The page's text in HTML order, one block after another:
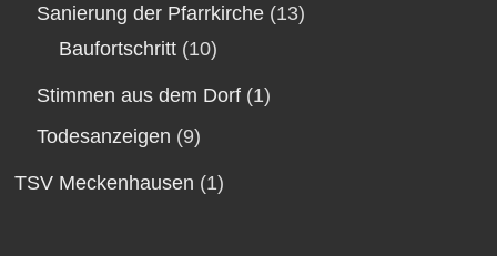
Sanierung der Pfarrkirche (13)
Baufortschritt (10)
Stimmen aus dem Dorf (1)
Todesanzeigen (9)
TSV Meckenhausen (1)